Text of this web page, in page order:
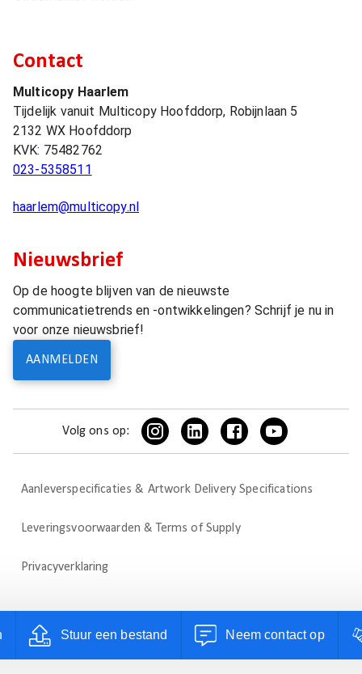
Stuur een bestand Neem contact op
Contact
Multicopy Haarlem
Tijdelijk vanuit Multicopy Hoofddorp, Robijnlaan 5
2132 WX Hoofddorp
KVK: 75482762
023-5358511
haarlem@multicopy.nl
Nieuwsbrief
Op de hoogte blijven van de nieuwste
communicatietrends en -ontwikkelingen? Schrijf je nu in
voor onze nieuwsbrief!
AANMELDEN
Volg ons op:
Aanleverspecificaties & Artwork Delivery Specifications
Leveringsvoorwaarden & Terms of Supply
Privacyverklaring